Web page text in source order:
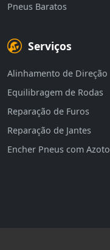
Pneus Baratos
Serviços
Alinhamento de Direção
Equilibragem de Rodas
Reparação de Furos
Reparação de Jantes
Encher Pneus com Azoto